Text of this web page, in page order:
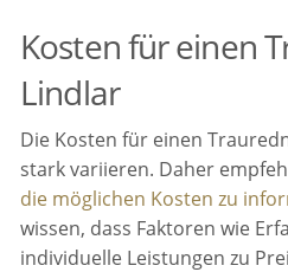
Kosten für einen
Lindlar
Die Kosten für einen
stark variieren. Daher
die möglichen Kosten zu
wissen, dass Faktoren wie
individuelle Leistungen zu